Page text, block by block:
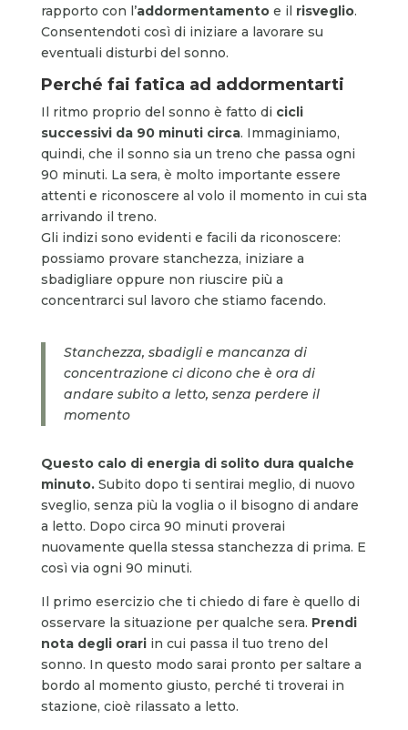
rapporto con l’addormentamentoe il risveglio.
Consentendoti così di iniziare a lavorare su
eventuali disturbi del sonno.
Perché fai fatica ad addormentarti
Il ritmo proprio del sonno è fatto di cicli
successivi da 90 minuti circa. Immaginiamo,
quindi, che il sonno sia un treno che passa ogni
90 minuti. La sera, è molto importante essere
attenti e riconoscere al volo il momento in cui sta
arrivando il treno.
Gli indizi sono evidenti e facili da riconoscere:
possiamo provare stanchezza, iniziare a
sbadigliare oppure non riuscire più a
concentrarci sul lavoro che stiamo facendo.
Stanchezza, sbadigli e mancanza di
concentrazione ci dicono che è ora di
andare subito a letto, senza perdere il
momento
Questo calo di energia di solito dura qualche
minuto. Subito dopo ti sentirai meglio, di nuovo
sveglio, senza più la voglia o il bisogno di andare
a letto. Dopo circa 90 minuti proverai
nuovamente quella stessa stanchezza di prima. E
così via ogni 90 minuti.
Il primo esercizio che ti chiedo di fare è quello di
osservare la situazione per qualche sera. Prendi
nota degli orariin cui passa il tuo treno del
sonno. In questo modo sarai pronto per saltare a
bordo al momento giusto, perché ti troverai in
stazione, cioè rilassato a letto.